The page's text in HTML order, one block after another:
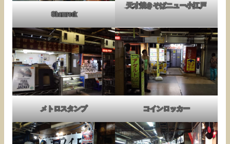
Shamrock
天才焼きそばニュー小江戸
メトロスタンプ コインロッカー